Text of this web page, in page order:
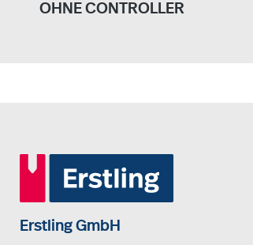
OHNE CONTROLLER
Erstling GmbH